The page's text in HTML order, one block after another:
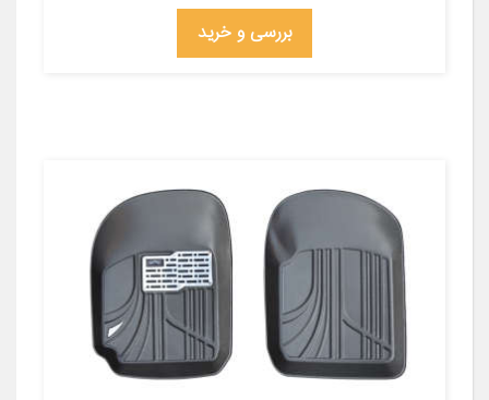
بررسی و خرید